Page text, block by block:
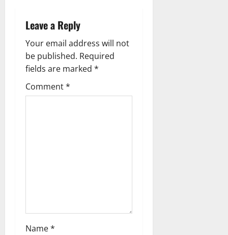
a
v
i
g
Leave a Reply
Your email address will not
be published. Required
fields are marked *
Comment*
Name*